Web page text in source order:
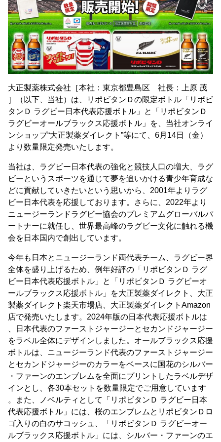
大正製薬株式会社［本社：東京都豊島区 社長：上原 茂
］（以下、当社）は、リポビタンＤの限定ボトル「リポビ
タンＤ ラグビー日本代表応援ボトル」と「リポビタンＤ
ラグビーオールブラックス応援ボトル」を、当社オンライ
ンショップ“大正製薬ダイレクト”等にて、6月14日（金）
より数量限定発売いたします。
当社は、ラグビー日本代表の強化と競技人口の増大、ラグ
ビーというスポーツを通じて夢を追いかける青少年育成な
どに貢献していきたいという思いから、2001年よりラグ
ビー日本代表を応援しております。さらに、2022年より
ニュージーランドラグビー協会のプレミアムグローバルパ
ートナーに就任し、世界最高峰のラグビー文化に触れる機
会を日本国内で創出しています。
今年も日本とニュージーランド両代表チーム、ラグビー界
全体を盛り上げるため、例年好評の「リポビタンＤ ラグ
ビー日本代表応援ボトル」と「リポビタンＤ ラグビーオ
ールブラックス応援ボトル」を大正製薬ダイレクト、大正
製薬ダイレクト楽天市場店、大正製薬ダイレクトAmazon
店で発売いたします。2024年版の日本代表応援ボトルは
、日本代表のファーストジャージーとセカンドジャージー
をラベル全体にデザインしました。オールブラックス応援
ボトルは、ニュージーランド代表のファーストジャージー
とセカンドジャージーのカラーをベースに国花のシルバー
・ファーンのエンブレムを全面にプリントしたラベルデザ
インとし、各30本セットを数量限定でご用意しています
。また、ノベルティとして「リポビタンＤ ラグビー日本
代表応援ボトル」には、桜のエンブレムとリポビタンＤロ
ゴ入りの白のサコッシュ、「リポビタンＤ ラグビーオー
ルブラックス応援ボトル」には、シルバー・ファーンのエ